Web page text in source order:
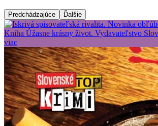
Predchádzajúce Ďalšie